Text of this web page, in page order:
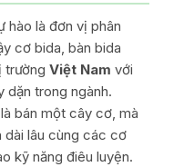
hào là đơn vị phân
cơ bida, bàn bida
Việt Nam với
dặn trong ngành.
bán một cây cơ, mà
dài lâu cùng các cơ
kỹ năng điêu luyện.